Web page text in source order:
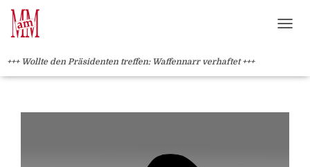
Weiterlesen" />
+++ Wollte den Präsidenten treffen: Waffennarr verhaftet +++